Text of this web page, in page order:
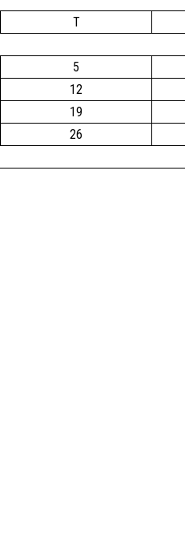
T
5
12
19
26